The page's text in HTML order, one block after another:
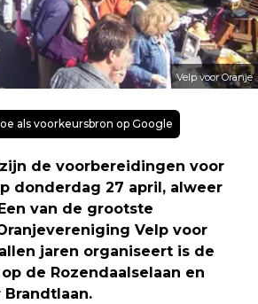
Velp voor Oranje
als voorkeursbron op Google
zijn de voorbereidingen voor
donderdag 27 april, alweer
van de grootste
Velp voor
jaren organiseert is de
de Rozendaalselaan en